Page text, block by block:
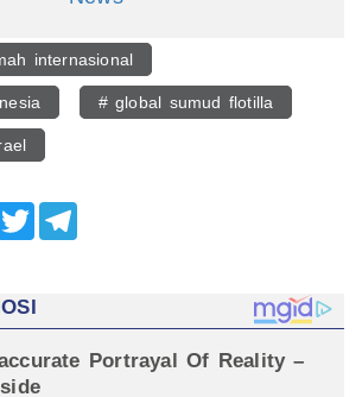
internasional
# global sumud flotilla
Twitter